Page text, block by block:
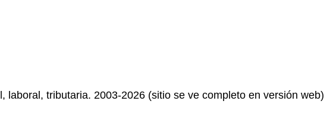
laboral, tributaria. 2003-2026 (sitio se ve completo en versión web)